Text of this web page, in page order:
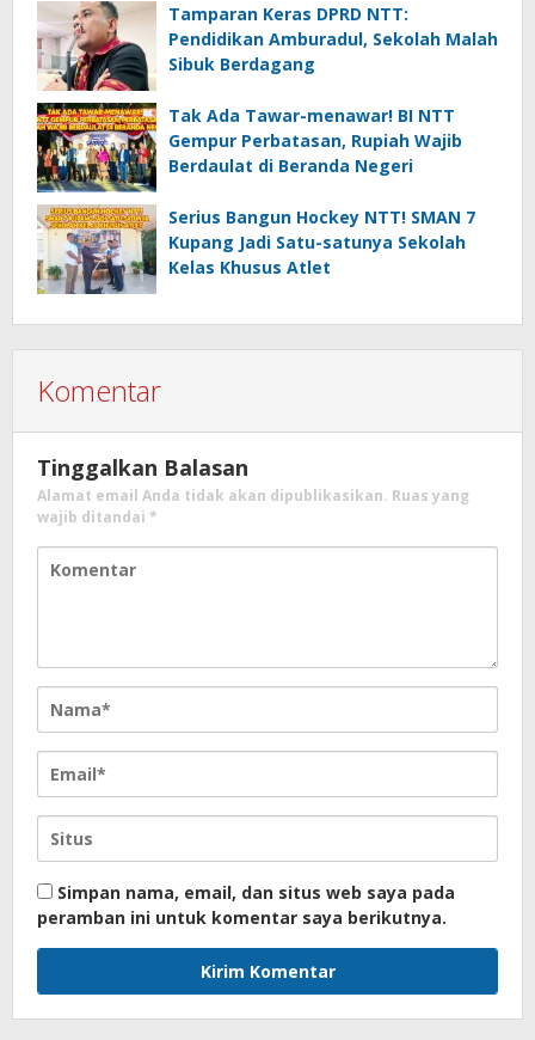
Tamparan Keras DPRD NTT:
Pendidikan Amburadul, Sekolah Malah
Sibuk Berdagang
Tak Ada Tawar-menawar! BI NTT
Gempur Perbatasan, Rupiah Wajib
Berdaulat di Beranda Negeri
Serius Bangun Hockey NTT! SMAN 7
Kupang Jadi Satu-satunya Sekolah
Kelas Khusus Atlet
Komentar
Tinggalkan Balasan
Alamat email Anda tidak akan dipublikasikan. Ruas yang
wajib ditandai *
Simpan nama, email, dan situs web saya pada
peramban ini untuk komentar saya berikutnya.